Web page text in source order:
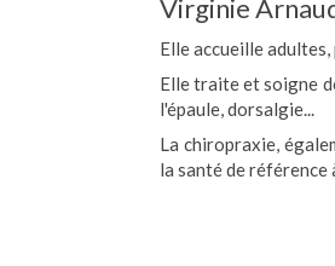
Virginie
Elle accueille
Elle traite et soigne
l'épaule, dorsalgie...
La chiropraxie,
la santé de